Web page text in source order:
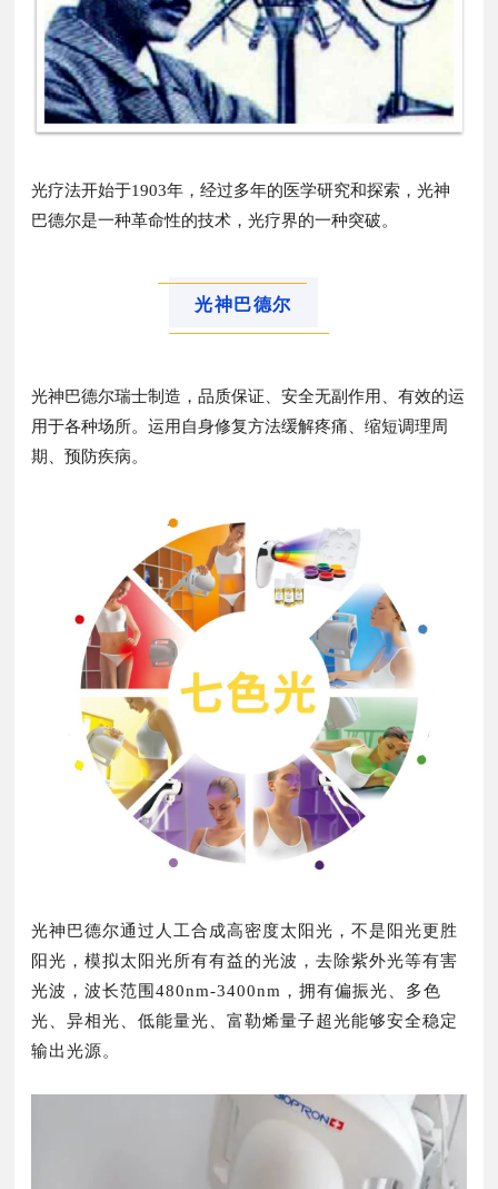
光疗法开始于1903年，经过多年的医学研究和探索，光神
巴德尔是一种革命性的技术，光疗界的一种突破。
光神巴德尔
光神巴德尔瑞士制造，品质保证、安全无副作用、有效的运
用于各种场所。运用自身修复方法缓解疼痛、缩短调理周
期、预防疾病。
光神巴德尔通过人工合成高密度太阳光，不是阳光更胜
阳光，模拟太阳光所有有益的光波，去除紫外光等有害
光波，波长范围480nm-3400nm，拥有偏振光、多色
光、异相光、低能量光、富勒烯量子超光能够安全稳定
输出光源。